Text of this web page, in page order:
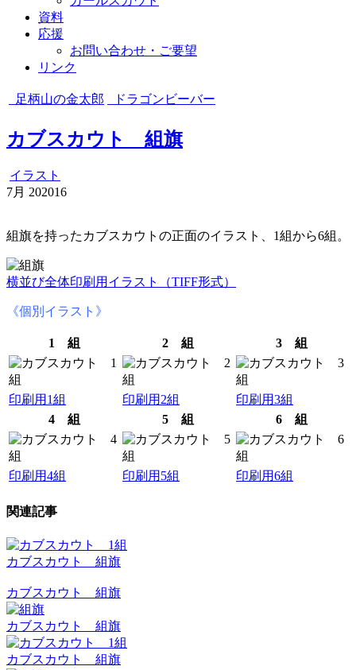
資料
応援
お問い合わせ・ご要望
リンク
足柄山の金太郎 ドラゴンビーバー
カブスカウト 組旗
イラスト
7月 202016
組旗を持ったカブスカウトの正面のイラスト、1組から6組。
横並び全体印刷用イラスト（TIFF形式）
《個別イラスト》
1 組 2 組 3 組
印刷用1組 印刷用2組
印刷用3組
4 組
5 組 6 組
印刷用4組 印刷用5組 印刷用6組
関連記事
カブスカウト 組旗
カブスカウト 組旗
カブスカウト 組旗
カブスカウト 組旗